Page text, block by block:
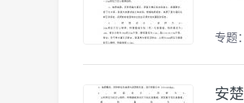
专题：
安楚